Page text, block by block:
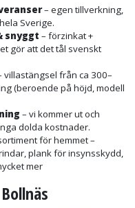
– egen tillverkning,
Sverige.
snyggt – förzinkat +
gör att det tål svenskt
villastängsel från ca 300–
(beroende på höjd, modell
– vi kommer ut och
dolda kostnader.
för hemmet –
plank för insynsskydd,
mer